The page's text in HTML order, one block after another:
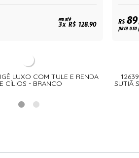
em até
3x R$ 128,90
LUXO COM TULE E RENDA
CÍLIOS - BRANCO
R$
para uso
SUTIÃ